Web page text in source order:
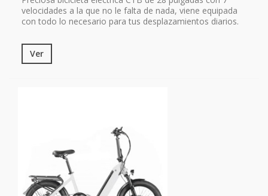
velocidades a la que no le falta de nada, viene equipada
con todo lo necesario para tus desplazamientos diarios.
Ver